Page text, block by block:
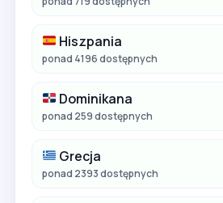
Hiszpania
ponad 4196 dostępnych
Dominikana
ponad 259 dostępnych
Grecja
ponad 2393 dostępnych